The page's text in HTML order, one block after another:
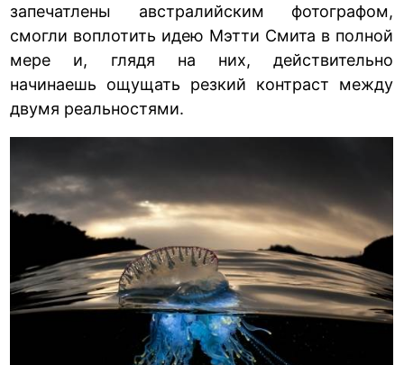
запечатлены австралийским фотографом,
смогли воплотить идею Мэтти Смита в полной
мере и, глядя на них, действительно
начинаешь ощущать резкий контраст между
двумя реальностями.